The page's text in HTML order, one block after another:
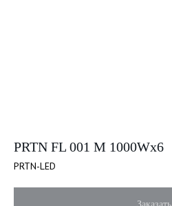
PRTN FL 001 М 1000Wx6
PRTN-LED